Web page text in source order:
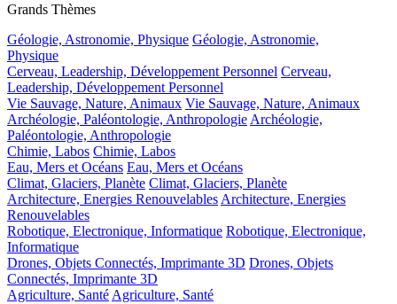
Grands Thèmes
Géologie, Astronomie, Physique Géologie, Astronomie,
Physique
Cerveau, Leadership, Développement Personnel Cerveau,
Leadership, Développement Personnel
Vie Sauvage, Nature, Animaux Vie Sauvage, Nature, Animaux
Archéologie, Paléontologie, AnthropologieArchéologie,
Paléontologie, Anthropologie
Chimie, Labos Chimie, Labos
Eau, Mers et Océans Eau, Mers et Océans
Climat, Glaciers, Planète Climat, Glaciers, Planète
Architecture, Energies RenouvelablesArchitecture, Energies
Renouvelables
Robotique, Electronique, Informatique Robotique, Electronique,
Informatique
Drones, Objets Connectés, Imprimante 3D Drones, Objets
Connectés, Imprimante 3D
Agriculture, SantéAgriculture, Santé